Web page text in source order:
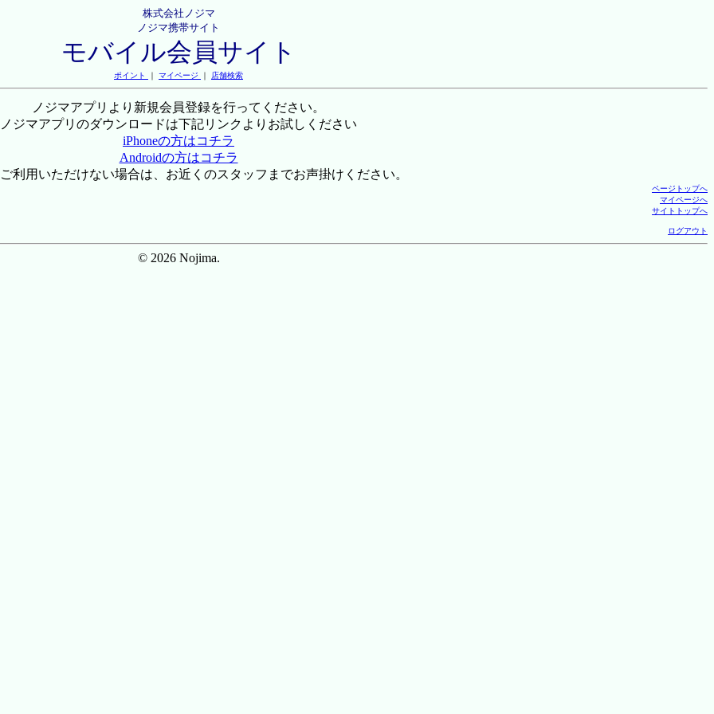
株式会社ノジマ
ノジマ携帯サイト
モバイル会員サイト
ポイント ｜ マイページ ｜ 店舗検索
ノジマアプリより新規会員登録を行ってください。
ノジマアプリのダウンロードは下記リンクよりお試しください
iPhoneの方はコチラ
Androidの方はコチラ
利用いただけない場合は、お近くのスタッフまでお声掛けください。
ページトップへ
マイページへ
サイトトップへ
ログアウト
© 2026 Nojima.